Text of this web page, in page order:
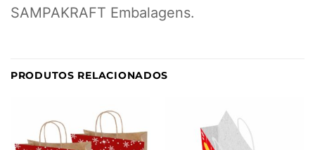
SAMPAKRAFT Embalagens.
PRODUTOS RELACIONADOS